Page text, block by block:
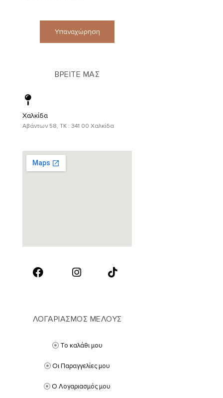
Υπαναχώρηση
ΒΡΕΙΤΕ ΜΑΣ
Χαλκίδα
Αβάντων 58, ΤΚ : 341 00 Χαλκίδα
ΛΟΓΑΡΙΑΣΜΟΣ ΜΕΛΟΥΣ
Το καλάθι μου
Οι Παραγγελίες μου
Ο Λογαριασμός μου